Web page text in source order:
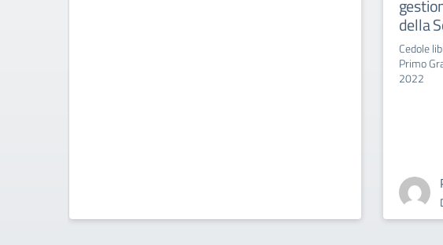
della
Cedole
Primo
2022